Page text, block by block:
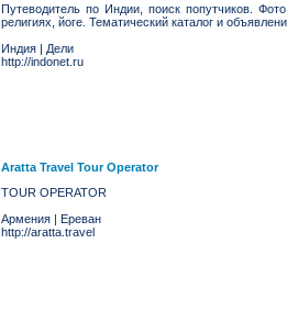
Путеводитель по Индии, поиск попутчиков.
религиях, йоге. Тематический каталог и
Индия | Дели
http://indonet.ru
Aratta Travel Tour Operator
TOUR OPERATOR
Армения | Ереван
http://aratta.travel